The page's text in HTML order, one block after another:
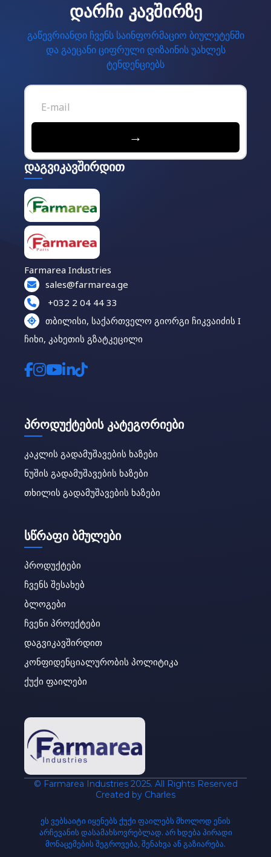
დარჩი კავშირზე
გაწევრიანდი ჩვენს საინფორმაციო ბიულეტენში
და გაეცანი ციფრული დიზაინის უახლეს
ტენდენციებს
→
დაგვიკავშირდით
Farmarea Industries
sales@farmarea.ge
+032 2 04 44 33
თბილისი, საქართველო გიორგი ჩიკვაიძის I
ჩიხი, კახეთის გზატკეცილი
პროდუქტების კატეგორიები
კაკლის გადამუშავების ხაზები
ნუშის გადამუშავების ხაზები
თხილის გადამუშავების ხაზები
სწრაფი ბმულები
პროდუქტები
ჩვენს შესახებ
ბლოგები
ჩვენი პროექტები
დაგვიკავშირდით
კონფიდენციალურობის პოლიტიკა
ქუქი ფაილები
© Farmarea Industries 2025. All Rights Reserved
Created by Charles
ეს ვებსაიტი იყენებს ქუქი ფაილებს მხოლოდ ენის
არჩევანის დასამახსოვრებლად. არ ხდება პირადი
მონაცემების შეგროვება, შენახვა ან გაზიარება.